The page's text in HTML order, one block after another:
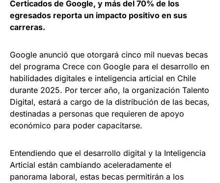
Certicados de Google, y más del 70% de los
egresados reporta un impacto positivo en sus
carreras.
Google anunció que otorgará cinco mil nuevas becas
del programa Crece con Google para el desarrollo en
habilidades digitales e inteligencia articial en Chile
durante 2025. Por tercer año, la organización Talento
Digital, estará a cargo de la distribución de las becas,
destinadas a personas que requieren de apoyo
económico para poder capacitarse.
Entendiendo que el desarrollo digital y la Inteligencia
Articial están cambiando aceleradamente el
panorama laboral, estas becas permitirán a los